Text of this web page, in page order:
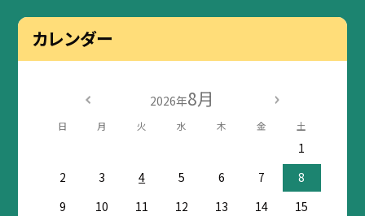
カレンダー
2026年8月
日 月 火 水 木 金 土
1
2
3 4 5 6 7
8
9
10 11 12 13 14
15